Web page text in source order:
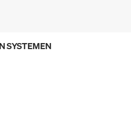
SYSTEMEN